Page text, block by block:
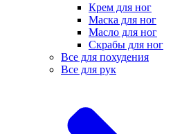
Крем для ног
Маска для ног
Масло для ног
Скрабы для ног
Все для похудения
Все для рук